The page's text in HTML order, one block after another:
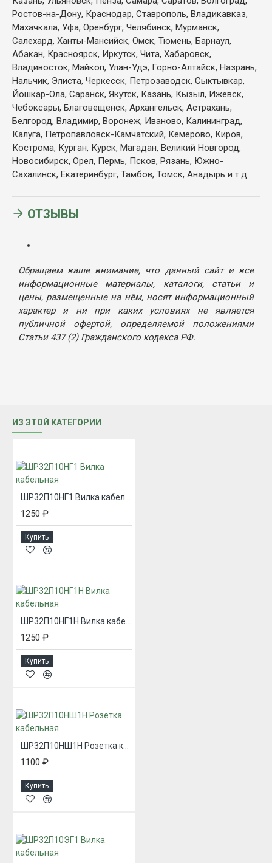
Ростов-на-Дону, Краснодар, Ставрополь, Владикавказ,
Махачкала, Уфа, Оренбург, Челябинск, Мурманск,
Салехард, Ханты-Мансийск, Омск, Тюмень, Барнаул,
Абакан, Красноярск, Иркутск, Чита, Хабаровск,
Владивосток, Майкоп, Улан-Удэ, Горно-Алтайск, Назрань,
Нальчик, Элиста, Черкесск, Петрозаводск, Сыктывкар,
Йошкар-Ола, Саранск, Якутск, Казань, Кызыл, Ижевск,
Чебоксары, Благовещенск, Архангельск, Астрахань,
Белгород, Владимир, Воронеж, Иваново, Калининград,
Калуга, Петропавловск-Камчатский, Кемерово, Киров,
Кострома, Курган, Курск, Магадан, Великий Новгород,
Новосибирск, Орел, Пермь, Псков, Рязань, Южно-
Сахалинск, Екатеринбург, Тамбов, Томск, Анадырь и т.д.
ОТЗЫВЫ
Обращаем ваше внимание, что данный сайт и все
информационные материалы, каталоги, статьи и
цены, размещенные на нём, носят информационный
характер и ни при каких условиях не является
публичной офертой, определяемой положениями
Статьи 437 (2) Гражданского кодекса РФ.
ИЗ ЭТОЙ КАТЕГОРИИ
1250 ₽
Купить
ШР32П10НГ1Н Вилка кабельная
1250 ₽
Купить
ШР32П10НШ1Н Розетка кабельная
1100 ₽
Купить